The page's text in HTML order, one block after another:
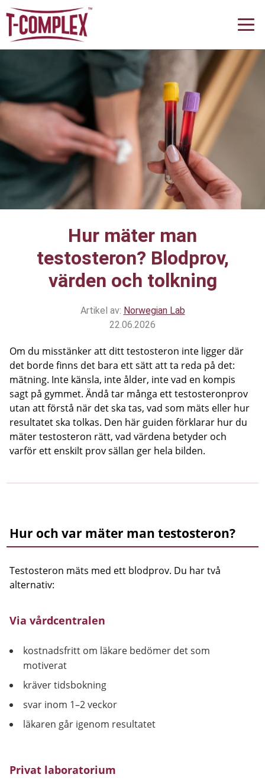
Hur mäter man
testosteron? Blodprov,
värden och tolkning
Artikel av: Norwegian Lab
22.06.2026
Om du misstänker att ditt testosteron inte ligger där
det borde finns det bara ett sätt att ta reda på det:
mätning. Inte känsla, inte ålder, inte vad en kompis
sagt på gymmet. Ändå tar många ett testosteronprov
utan att förstå när det ska tas, vad som mäts eller hur
resultatet ska tolkas. Den här guiden förklarar hur du
mäter testosteron rätt, vad värdena betyder och
varför ett enskilt prov sällan ger hela bilden.
Hur och var mäter man testosteron?
Testosteron mäts med ett blodprov. Du har två
alternativ:
Via vårdcentralen
kostnadsfritt om läkare bedömer det som
motiverat
kräver tidsbokning
svar inom 1–2 veckor
läkaren går igenom resultatet
Privat laboratorium